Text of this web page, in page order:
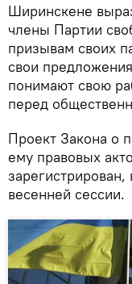
Ширинскене
члены Партии
призывам своих
свои
понимают свою
перед
Проект Закона о
ему правовых
весенней сессии.